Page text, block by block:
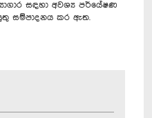
සඳහා අවශ්‍ය පර්යේෂණ
සම්පාදනය කර ඇත.